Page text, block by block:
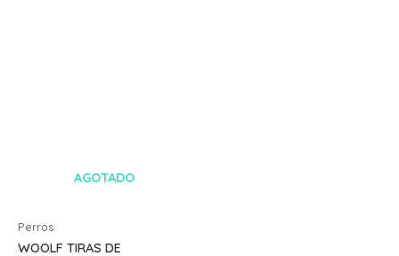
AGOTADO
Perros
WOOLF TIRAS DE